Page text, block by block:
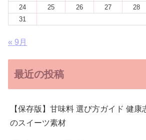
24
25 26 27 28
31
« 9月
最近の投稿
【保存版】甘味料 選び方ガイド 健
のスイーツ素材